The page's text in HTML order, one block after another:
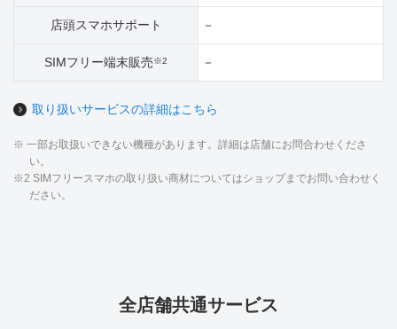
店頭スマホサポート －
SIMフリー端末販売※2 －
取り扱いサービスの詳細はこちら
※ 一部お取扱いできない機種があります。詳細は店舗にお問合わせくださ
い。
※2 SIMフリースマホの取り扱い商材についてはショップまでお問い合わせく
ださい。
全店舗共通サービス